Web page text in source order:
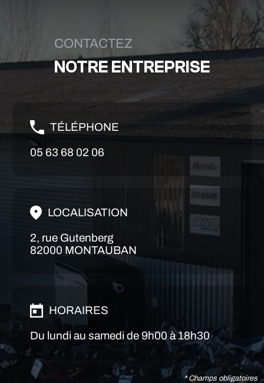
CONTACTEZ
NOTRE ENTREPRISE
TÉLÉPHONE
05 63 68 02 06
LOCALISATION
2, rue Gutenberg
82000 MONTAUBAN
HORAIRES
Du lundi au samedi de 9h00 à 18h30
* Champs obligatoires